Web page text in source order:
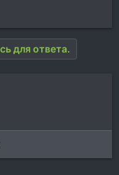
для ответа.